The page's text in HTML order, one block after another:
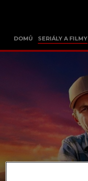
DOMŮ SERIÁLY A FILMY